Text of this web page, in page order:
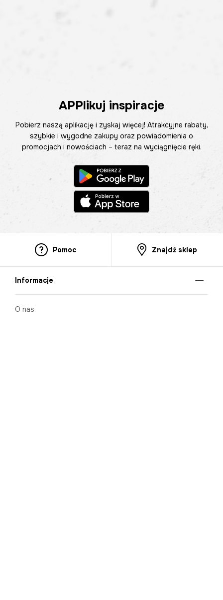
APPlikuj inspiracje
Pobierz naszą aplikację i zyskaj więcej! Atrakcyjne rabaty,
szybkie i wygodne zakupy oraz powiadomienia o
promocjach i nowościach – teraz na wyciągnięcie ręki.
Pomoc Znajdź sklep
Informacje
O nas